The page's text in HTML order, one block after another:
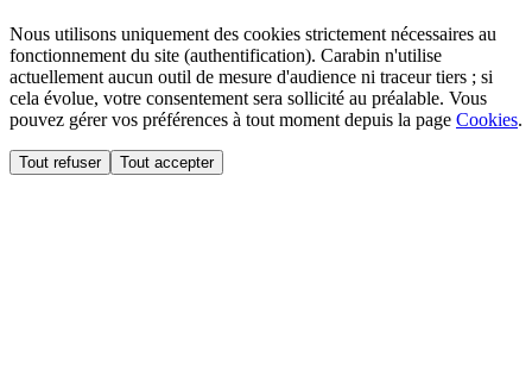
Nous utilisons uniquement des cookies strictement nécessaires au
fonctionnement du site (authentification). Carabin n'utilise
actuellement aucun outil de mesure d'audience ni traceur tiers ; si
cela évolue, votre consentement sera sollicité au préalable. Vous
pouvez gérer vos préférences à tout moment depuis la page Cookies.
Tout refuser Tout accepter